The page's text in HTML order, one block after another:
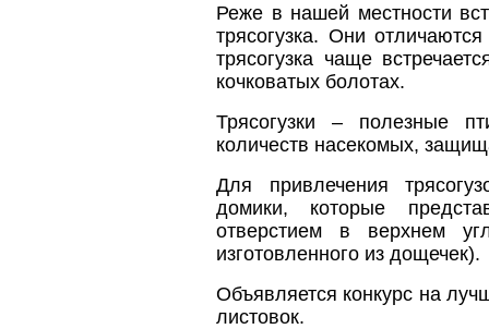
Реже в нашей местности
трясогузка. Они
трясогузка чаще
кочковатых болотах.
Трясогузки – полезные
количеств насекомых,
Для привлечения
домики, которые
отверстием в верхнем
изготовленного из дощечек).
Объявляется конкурс на
листовок.